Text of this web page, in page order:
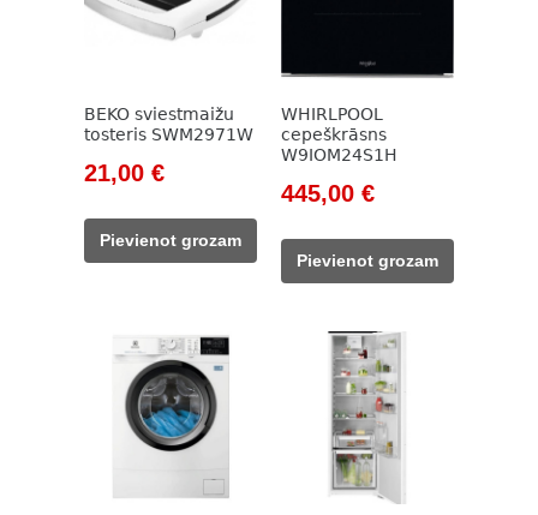
BEKO sviestmaižu
tosteris SWM2971W
Original
was:
785,00 €.
21,00 €Current
Pievienot grozam
WHIRLPOOL
cepeškrāsns
W9IOM24S1H
Original
was:
559,00 €.
445,00 €Current
445,00 €.
Pievienot grozam